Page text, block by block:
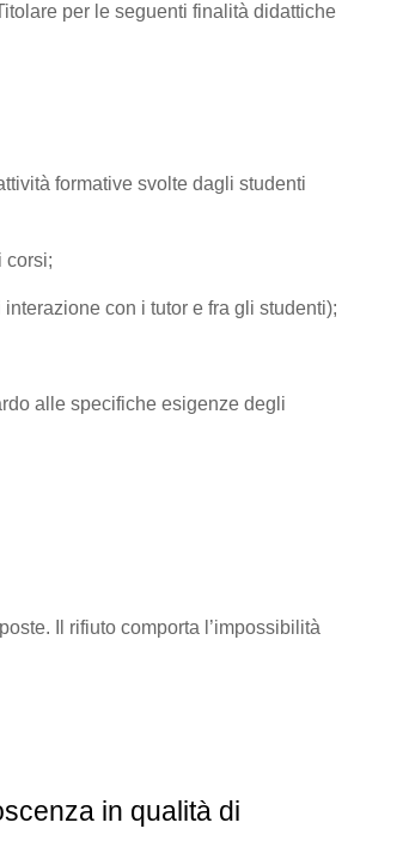
per le seguenti finalità didattiche
formative svolte dagli studenti
corsi;
con i tutor e fra gli studenti);
alle specifiche esigenze degli
Il rifiuto comporta l’impossibilità
in qualità di